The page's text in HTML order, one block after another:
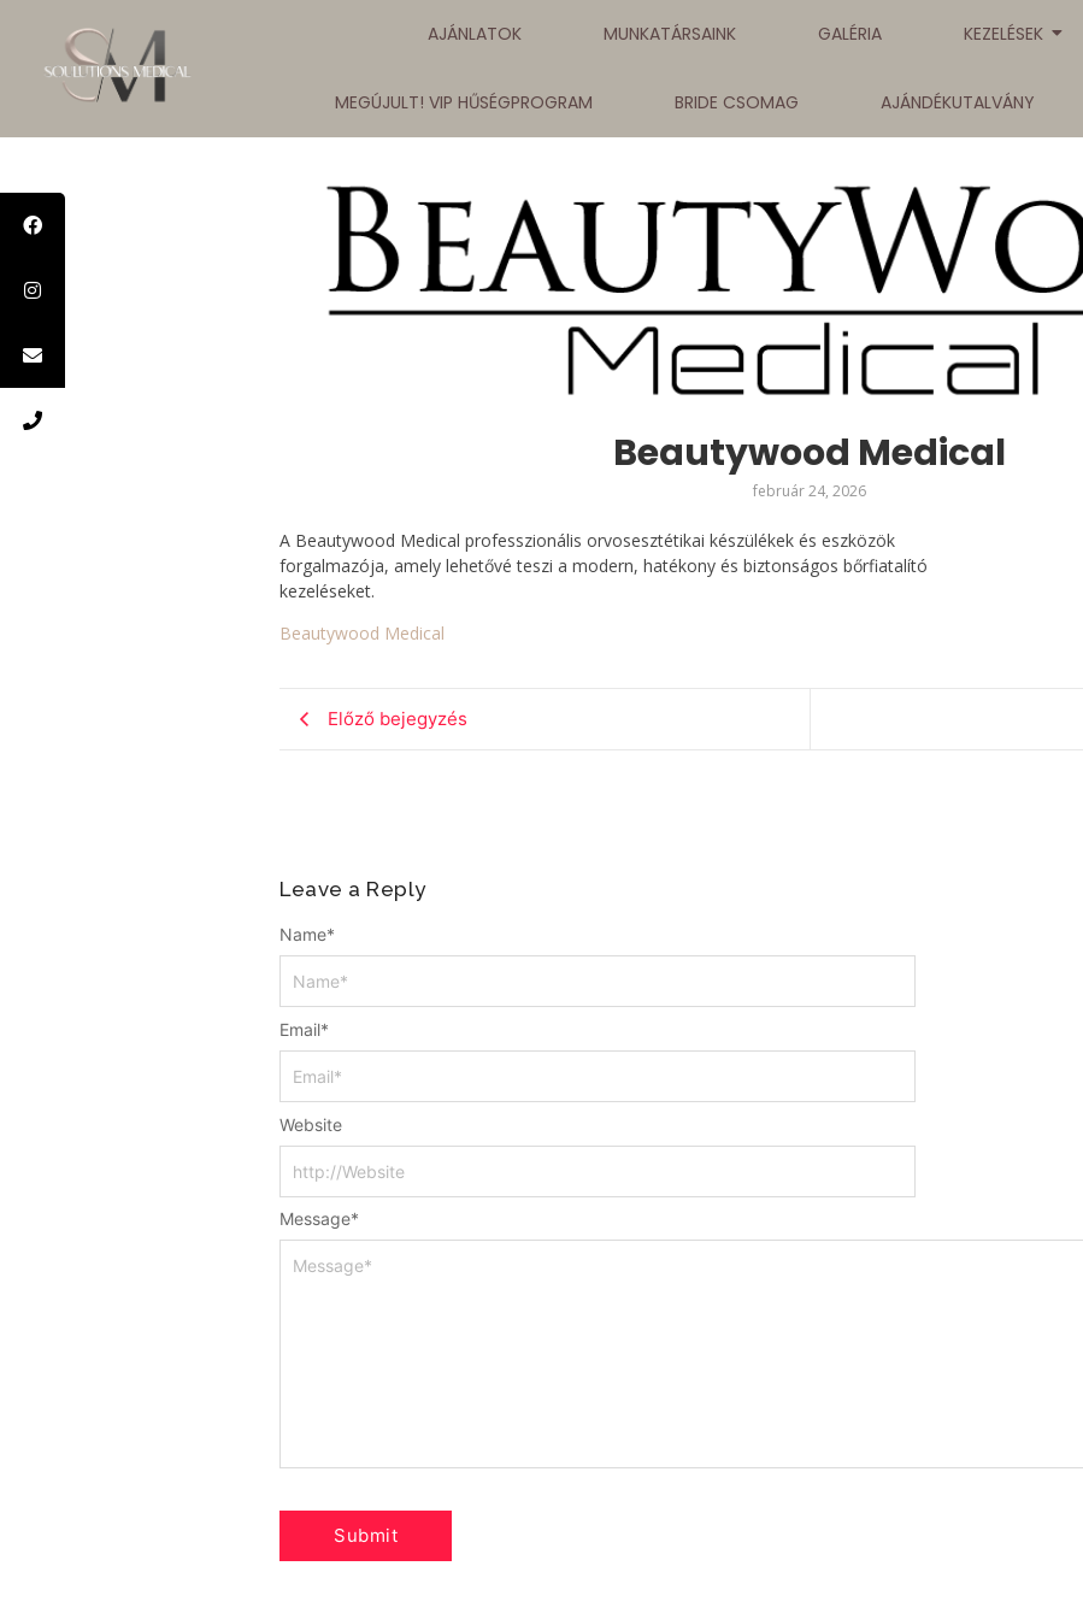
AJÁNLATOK MUNKATÁRSAINK GALÉRIA KEZELÉSEK
MEGÚJULT! VIP HŰSÉGPROGRAM BRIDE CSOMAG AJÁNDÉKUTALVÁNY
Beautywood Medical
február 24, 2026
A Beautywood Medical professzionális orvosesztétikai készülékek és eszközök
forgalmazója, amely lehetővé teszi a modern, hatékony és biztonságos bőrfiatalító
kezeléseket.
Beautywood Medical
Előző bejegyzés
Leave a Reply
Message*
Name*
Email*
Website